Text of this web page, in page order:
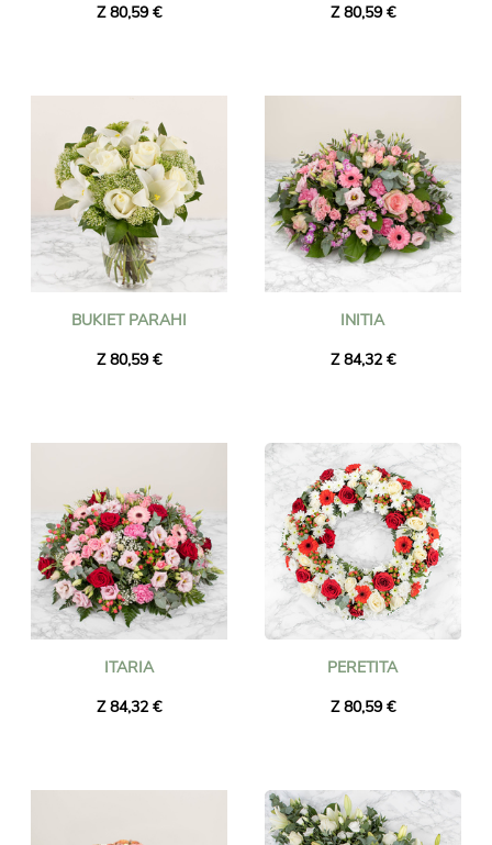
Z 80,59 €
Z 80,59 €
BUKIET PARAHI
Z 80,59 €
INITIA
Z 84,32 €
ITARIA
Z 84,32 €
PERETITA
Z 80,59 €